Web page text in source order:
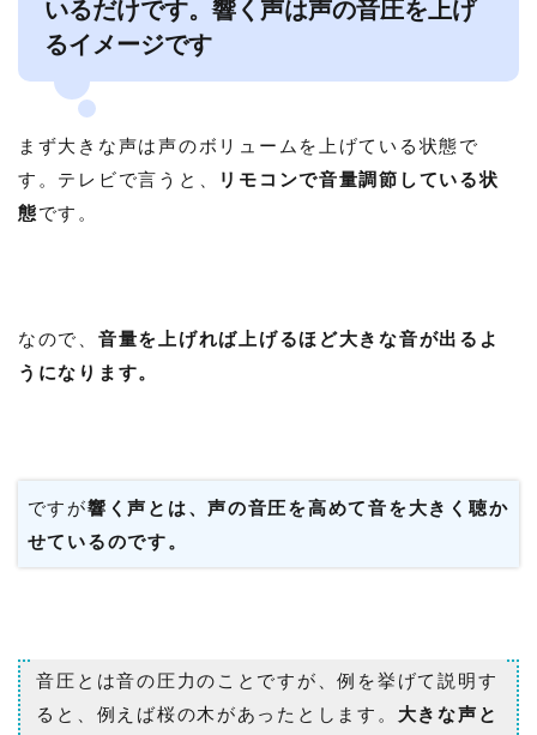
いるだけです。響く声は声の音圧を上げ
るイメージです
まず大きな声は声のボリュームを上げている状態で
す。テレビで言うと、
リモコンで音量調節している状
態です。
なので、 音量を上げれば上げるほど大きな音が出るよ
うになります。
ですが響く声とは、声の音圧を高めて音を大きく聴か
せているのです。
音圧とは音の圧力のことですが、例を挙げて説明す
ると、例えば桜の木があったとします。 大きな声と